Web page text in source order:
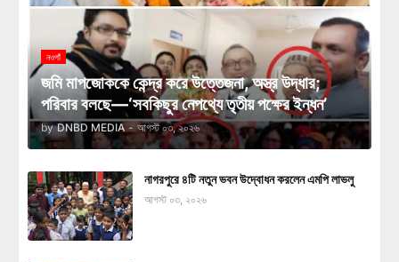
নওগাঁ
জমি মাপজোককে কেন্দ্র করে উত্তেজনা, অস্ত্র উদ্ধার;
পরিবার বলছে—‘সবকিছুর নেপথ্যে তৃতীয় পক্ষের ইন্ধন’
by DNBD MEDIA - আগস্ট ০৩, ২০২৬
নাগরপুরে ৪টি নতুন ভবন উদ্বোধন করলেন এমপি লাভলু
আগস্ট ০৩, ২০২৬